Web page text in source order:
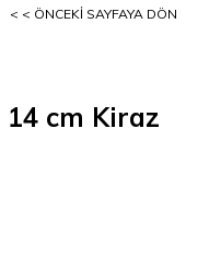
< < ÖNCEKI SAYFAYA DÖN
cm Kiraz